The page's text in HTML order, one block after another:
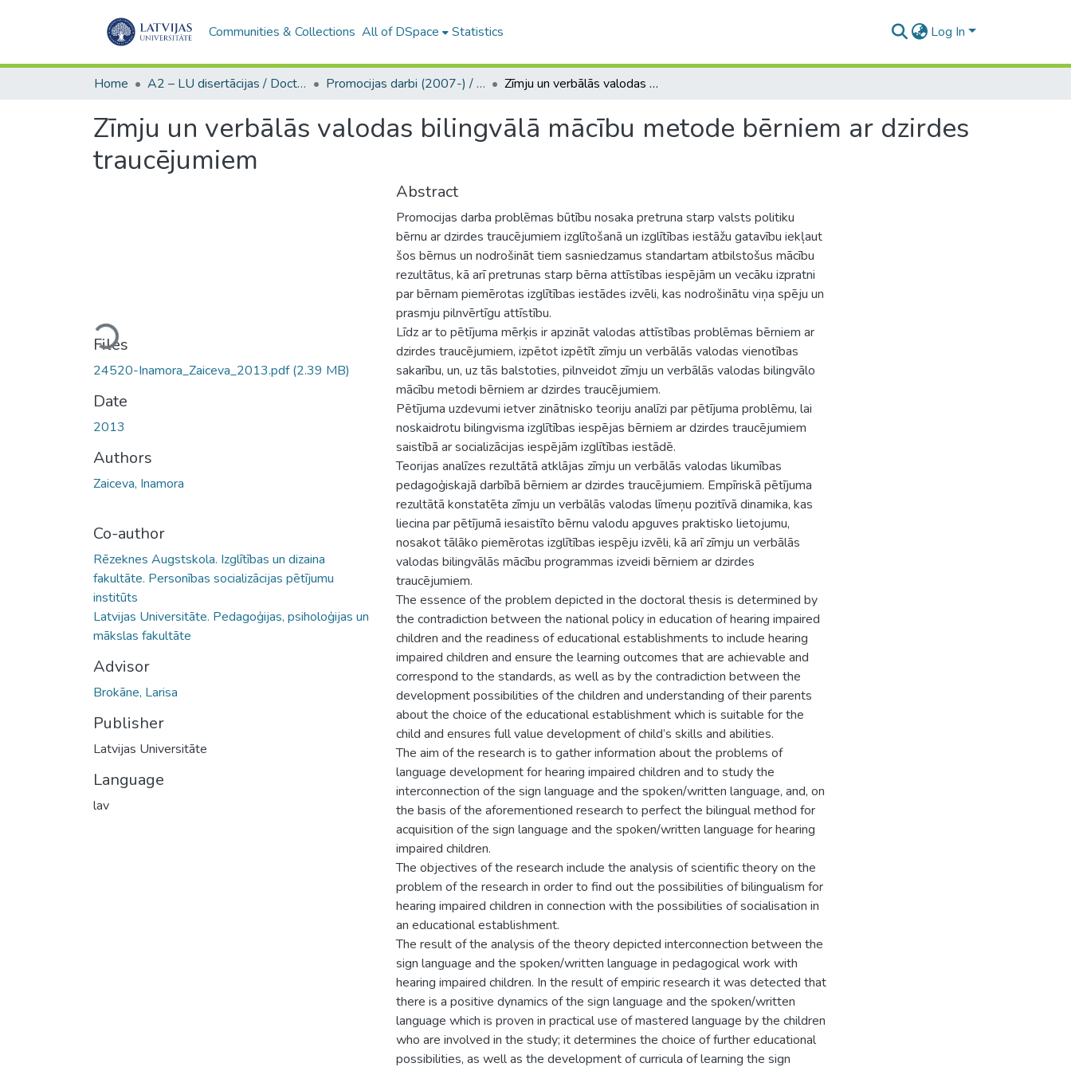
Communities & Collections All of DSpace Statistics Log In
Home A2 – LU disertācijas / Doctoral theses UL Promocijas darbi (2007-) / Theses PhD Zīmju un verbālās valodas bilingvālā mācību metode bērniem ar dzirdes traucējumiem
Zīmju un verbālās valodas bilingvālā mācību metode bērniem ar dzirdes
traucējumiem
Loading...
Files
24520-Inamora_Zaiceva_2013.pdf(2.39 MB)
Date
2013
Authors
Zaiceva, Inamora
Co-author
Rēzeknes Augstskola. Izglītības un dizaina
fakultāte. Personības socializācijas pētījumu
institūts
Latvijas Universitāte. Pedagoģijas, psiholoģijas un
mākslas fakultāte
Advisor
Brokāne, Larisa
Publisher
Latvijas Universitāte
Language
lav
Abstract
Promocijas darba problēmas būtību nosaka pretruna starp valsts politiku
bērnu ar dzirdes traucējumiem izglītošanā un izglītības iestāžu gatavību iekļaut
šos bērnus un nodrošināt tiem sasniedzamus standartam atbilstošus mācību
rezultātus, kā arī pretrunas starp bērna attīstības iespējām un vecāku izpratni
par bērnam piemērotas izglītības iestādes izvēli, kas nodrošinātu viņa spēju un
prasmju pilnvērtīgu attīstību.
Līdz ar to pētījuma mērķis ir apzināt valodas attīstības problēmas bērniem ar
dzirdes traucējumiem, izpētot izpētīt zīmju un verbālās valodas vienotības
sakarību, un, uz tās balstoties, pilnveidot zīmju un verbālās valodas bilingvālo
mācību metodi bērniem ar dzirdes traucējumiem.
Pētījuma uzdevumi ietver zinātnisko teoriju analīzi par pētījuma problēmu, lai
noskaidrotu bilingvisma izglītības iespējas bērniem ar dzirdes traucējumiem
saistībā ar socializācijas iespējām izglītības iestādē.
Teorijas analīzes rezultātā atklājas zīmju un verbālās valodas likumības
pedagoģiskajā darbībā bērniem ar dzirdes traucējumiem. Empīriskā pētījuma
rezultātā konstatēta zīmju un verbālās valodas līmeņu pozitīvā dinamika, kas
liecina par pētījumā iesaistīto bērnu valodu apguves praktisko lietojumu,
nosakot tālāko piemērotas izglītības iespēju izvēli, kā arī zīmju un verbālās
valodas bilingvālās mācību programmas izveidi bērniem ar dzirdes
traucējumiem.
The essence of the problem depicted in the doctoral thesis is determined by
the contradiction between the national policy in education of hearing impaired
children and the readiness of educational establishments to include hearing
impaired children and ensure the learning outcomes that are achievable and
correspond to the standards, as well as by the contradiction between the
development possibilities of the children and understanding of their parents
about the choice of the educational establishment which is suitable for the
child and ensures full value development of child’s skills and abilities.
The aim of the research is to gather information about the problems of
language development for hearing impaired children and to study the
interconnection of the sign language and the spoken/written language, and, on
the basis of the aforementioned research to perfect the bilingual method for
acquisition of the sign language and the spoken/written language for hearing
impaired children.
The objectives of the research include the analysis of scientific theory on the
problem of the research in order to find out the possibilities of bilingualism for
hearing impaired children in connection with the possibilities of socialisation in
an educational establishment.
The result of the analysis of the theory depicted interconnection between the
sign language and the spoken/written language in pedagogical work with
hearing impaired children. In the result of empiric research it was detected that
there is a positive dynamics of the sign language and the spoken/written
language which is proven in practical use of mastered language by the children
who are involved in the study; it determines the choice of further educational
possibilities, as well as the development of curricula of learning the sign